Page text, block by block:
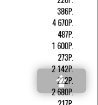
386Р.
4 670Р.
487Р.
1 600Р.
273Р.
2 142Р.
222Р.
2 680Р.